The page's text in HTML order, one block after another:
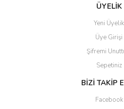
Gönder
ÜYELİK
Yeni Üyelik
Üye Girişi
Şifremi
Sepetiniz
BİZİ TAKİP
Facebook